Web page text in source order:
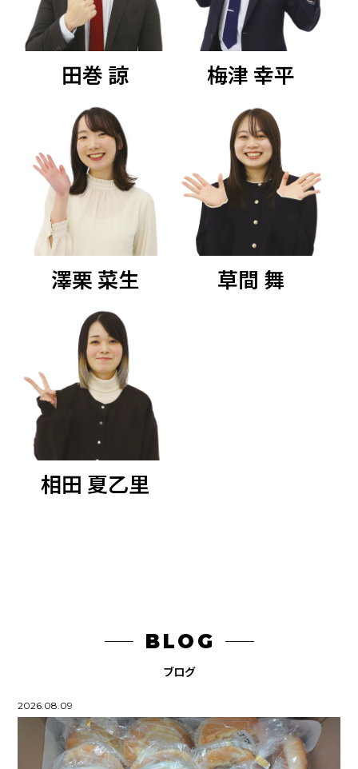
田巻 諒 梅津 幸平
澤栗 菜生 草間 舞
相田 夏乙里
BLOG
ブログ
2026.08.09